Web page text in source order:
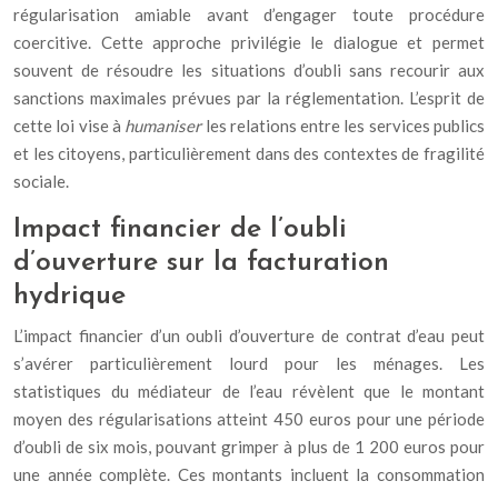
régularisation amiable avant d’engager toute procédure
coercitive. Cette approche privilégie le dialogue et permet
souvent de résoudre les situations d’oubli sans recourir aux
sanctions maximales prévues par la réglementation. L’esprit de
cette loi vise à humaniserles relations entre les services publics
et les citoyens, particulièrement dans des contextes de fragilité
sociale.
Impact financier de l’oubli
d’ouverture sur la facturation
hydrique
L’impact financier d’un oubli d’ouverture de contrat d’eau peut
s’avérer particulièrement lourd pour les ménages. Les
statistiques du médiateur de l’eau révèlent que le montant
moyen des régularisations atteint 450 euros pour une période
d’oubli de six mois, pouvant grimper à plus de 1 200 euros pour
une année complète. Ces montants incluent la consommation